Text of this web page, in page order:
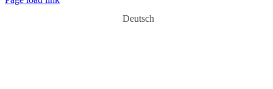
Deutsch